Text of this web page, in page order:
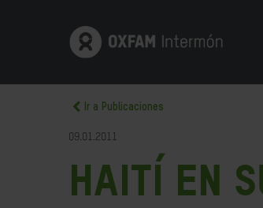
Ir a Publicaciones
09.01.2011
Haití en